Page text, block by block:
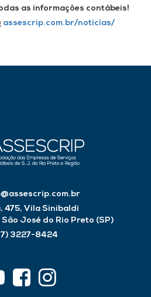
as informações contábeis!
assescrip.com.br/noticias/
475, Vila Sinibaldi
José do Rio Preto (SP)
3227-8424